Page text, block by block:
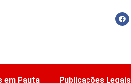
em Pauta Publicações Legais